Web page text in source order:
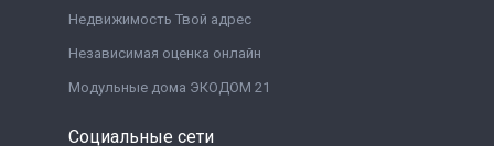
Недвижимость Твой адрес
Независимая оценка онлайн
Модульные дома ЭКОДОМ 21
Социальные сети